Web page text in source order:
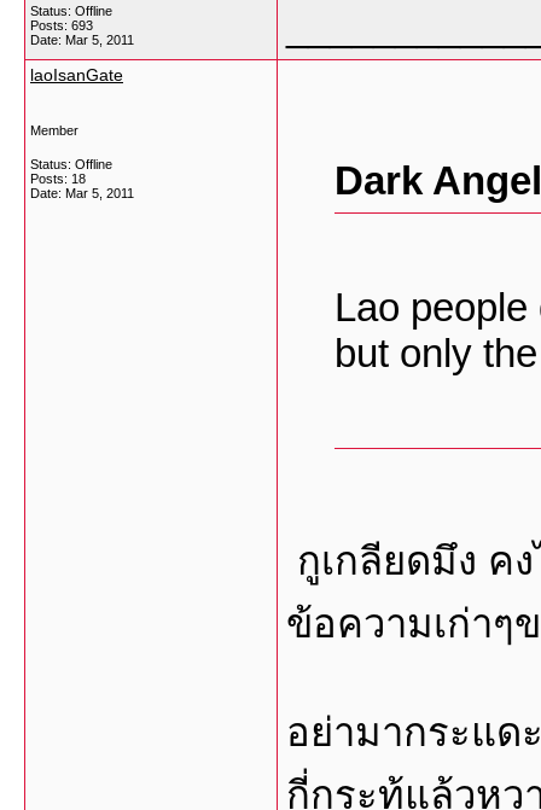
Status: Offline
Posts: 693
Date: Mar 5, 2011
laoIsanGate
Member
Status: Offline
Posts: 18
Date: Mar 5, 2011 Dark
Lao
but only
กูเกลียดมึง ค
ข้อความเก่าๆ
อย่ามากระแด
กี่กระทู้แล้วหว